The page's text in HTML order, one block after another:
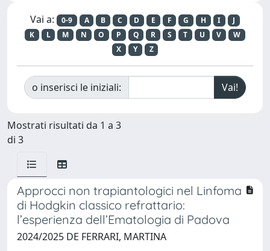
Vai a: 0-9 A B C D E F G H I
J
K
L M N O P Q R S T U V
W
X
Y Z
o inserisci le iniziali:
Mostrati risultati da 1 a 3
di 3
Approcci non trapiantologici nel Linfoma
di Hodgkin classico refrattario:
l’esperienza dell’Ematologia di Padova
2024/2025 DE FERRARI, MARTINA